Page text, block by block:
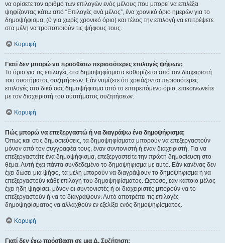
να ορίσετε τον αριθμό των επιλογών ενός μέλους που μπορεί να επιλέξει
ψηφίζοντας κάτω από “Επιλογές ανά μέλος”, ένα χρονικό όριο ημερών για το
δημοψήφισμα, (0 για χωρίς χρονικό όριο) και τέλος την επιλογή να επιτρέψετε
στα μέλη να τροποποιούν τις ψήφους τους.
Κορυφή
Γιατί δεν μπορώ να προσθέσω περισσότερες επιλογές ψήφων;
Το όριο για τις επιλογές στα δημοψηφίσματα καθορίζεται από τον διαχειριστή
του συστήματος συζητήσεων. Εάν νομίζετε ότι χρειάζονται περισσότερες
επιλογές στο δικό σας δημοψήφισμα από το επιτρεπόμενο όριο, επικοινωνείτε
με τον διαχειριστή του συστήματος συζητήσεων.
Κορυφή
Πώς μπορώ να επεξεργαστώ ή να διαγράψω ένα δημοψήφισμα;
Όπως και στις δημοσιεύσεις, τα δημοψηφίσματα μπορούν να επεξεργαστούν
μόνον από τον συγγραφέα τους, έναν συντονιστή ή έναν διαχειριστή. Για να
επεξεργαστείτε ένα δημοψήφισμα, επεξεργαστείτε την πρώτη δημοσίευση στο
θέμα. Αυτή έχει πάντα συνδεδεμένο το δημοψήφισμα με αυτό. Εάν κανένας δεν
έχει δώσει μια ψήφο, τα μέλη μπορούν να διαγράψουν το δημοψήφισμα ή να
επεξεργαστούν κάθε επιλογή του δημοψηφίσματος. Ωστόσο, εάν κάποιο μέλος
έχει ήδη ψηφίσει, μόνον οι συντονιστές ή οι διαχειριστές μπορούν να το
επεξεργαστούν ή να το διαγράψουν. Αυτό αποτρέπει τις επιλογές
δημοψηφίσματος να αλλαχθούν εν εξελίξει ενός δημοψηφίσματος.
Κορυφή
Γιατί δεν έχω πρόσβαση σε μια Δ. Συζήτηση;